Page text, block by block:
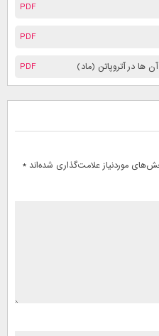
PDF
PDF
PDF ها در آتروپاتن (ماد)
موردنیاز علامت‌گذاری شده‌اند*